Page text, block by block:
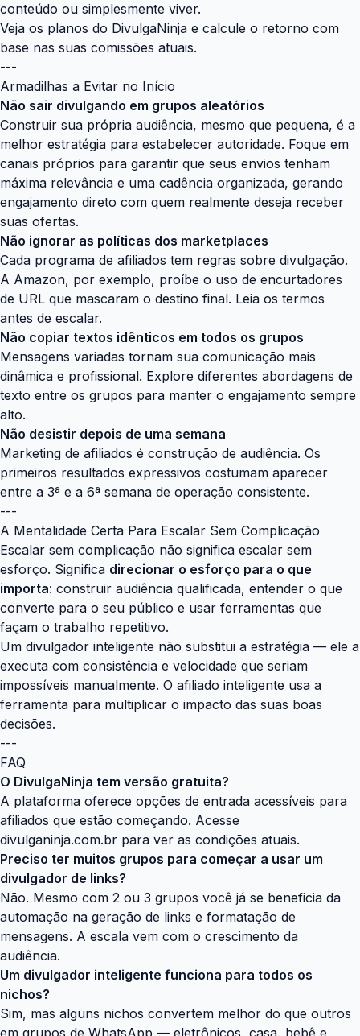
conteúdo ou simplesmente viver.
Veja os planos do DivulgaNinja e calcule o retorno com
base nas suas comissões atuais.
---
Armadilhas a Evitar no Início
Não sair divulgando em grupos aleatórios
Construir sua própria audiência, mesmo que pequena, é a
melhor estratégia para estabelecer autoridade. Foque em
canais próprios para garantir que seus envios tenham
máxima relevância e uma cadência organizada, gerando
engajamento direto com quem realmente deseja receber
suas ofertas.
Não ignorar as políticas dos marketplaces
Cada programa de afiliados tem regras sobre divulgação.
A Amazon, por exemplo, proíbe o uso de encurtadores
de URL que mascaram o destino final. Leia os termos
antes de escalar.
Não copiar textos idênticos em todos os grupos
Mensagens variadas tornam sua comunicação mais
dinâmica e profissional. Explore diferentes abordagens de
texto entre os grupos para manter o engajamento sempre
alto.
Não desistir depois de uma semana
Marketing de afiliados é construção de audiência. Os
primeiros resultados expressivos costumam aparecer
entre a 3ª e a 6ª semana de operação consistente.
---
A Mentalidade Certa Para Escalar Sem Complicação
Escalar sem complicação não significa escalar sem
esforço. Significa direcionar o esforço para o que
importa: construir audiência qualificada, entender o que
converte para o seu público e usar ferramentas que
façam o trabalho repetitivo.
Um divulgador inteligente não substitui a estratégia — ele a
executa com consistência e velocidade que seriam
impossíveis manualmente. O afiliado inteligente usa a
ferramenta para multiplicar o impacto das suas boas
decisões.
---
FAQ
O DivulgaNinja tem versão gratuita?
A plataforma oferece opções de entrada acessíveis para
afiliados que estão começando. Acesse
divulganinja.com.br para ver as condições atuais.
Preciso ter muitos grupos para começar a usar um
divulgador de links?
Não. Mesmo com 2 ou 3 grupos você já se beneficia da
automação na geração de links e formatação de
mensagens. A escala vem com o crescimento da
audiência.
Um divulgador inteligente funciona para todos os
nichos?
Sim, mas alguns nichos convertem melhor do que outros
em grupos de WhatsApp — eletrônicos, casa, bebê e